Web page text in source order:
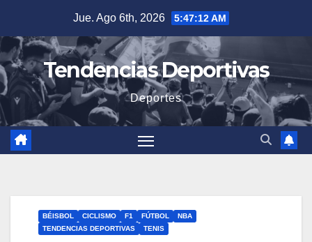
contenido
Jue. Ago 6th, 2026 5:47:13 AM
Tendencias Deportivas
Deportes
BÉISBOL CICLISMO F1 FÚTBOL
NBA
TENDENCIAS DEPORTIVAS
TENIS